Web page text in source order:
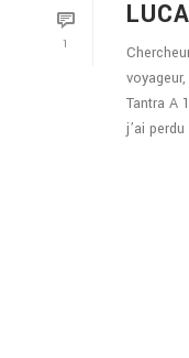
1
Tantra A
j’ai